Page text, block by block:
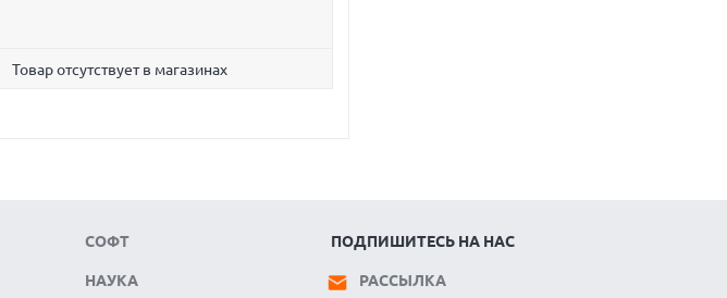
Товар отсутствует в магазинах
СОФТ
НАУКА
ПОДПИШИТЕСЬ НА НАС
РАССЫЛКА